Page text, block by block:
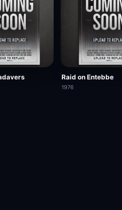
Raid on Entebbe
1976